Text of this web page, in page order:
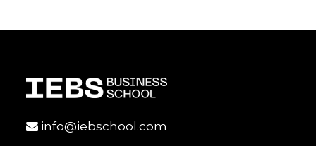
info@iebschool.com